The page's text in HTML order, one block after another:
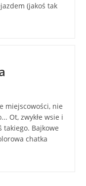
(jakoś tak
miejscowości, nie
Ot, zwykłe wsie i
takiego. Bajkowe
chatka